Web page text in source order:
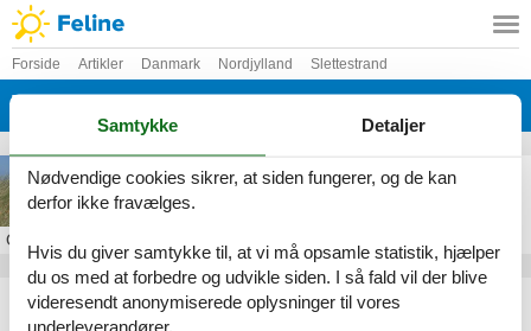
Forside Artikler Danmark Nordjylland Slettestrand
Tranum Strand
Sommerhus ved Tranum Strand
Om
Artikeltyper
Samtykke Detaljer
Nødvendige cookies sikrer, at siden fungerer, og de kan
derfor ikke fravælges.
Hvis du giver samtykke til, at vi må opsamle statistik, hjælper
du os med at forbedre og udvikle siden. I så fald vil der blive
videresendt anonymiserede oplysninger til vores
underleverandører.